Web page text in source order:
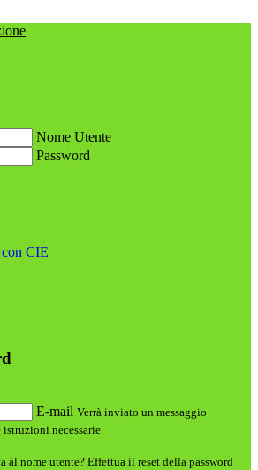
Nome Utente
Password
CIE
E-mail Verrà inviato un messaggio
necessarie.
al nome utente? Effettua il reset della password